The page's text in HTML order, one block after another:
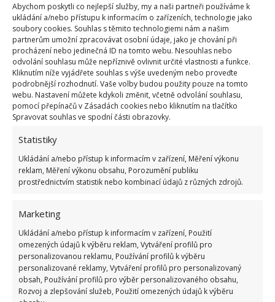
Abychom poskytli co nejlepší služby, my a naši partneři používáme k
ukládání a/nebo přístupu k informacím o zařízeních, technologie jako
soubory cookies. Souhlas s těmito technologiemi nám a našim
partnerům umožní zpracovávat osobní údaje, jako je chování při
procházení nebo jedinečná ID na tomto webu. Nesouhlas nebo
odvolání souhlasu může nepříznivě ovlivnit určité vlastnosti a funkce.
Kliknutím níže vyjádřete souhlas s výše uvedeným nebo proveďte
podrobnější rozhodnutí. Vaše volby budou použity pouze na tomto
webu. Nastavení můžete kdykoli změnit, včetně odvolání souhlasu,
pomocí přepínačů v Zásadách cookies nebo kliknutím na tlačítko
Spravovat souhlas ve spodní části obrazovky.
Statistiky
Ukládání a/nebo přístup k informacím v zařízení, Měření výkonu
reklam, Měření výkonu obsahu, Porozumění publiku
prostřednictvím statistik nebo kombinací údajů z různých zdrojů.
Marketing
Ukládání a/nebo přístup k informacím v zařízení, Použití
omezených údajů k výběru reklam, Vytváření profilů pro
personalizovanou reklamu, Používání profilů k výběru
personalizované reklamy, Vytváření profilů pro personalizovaný
obsah, Používání profilů pro výběr personalizovaného obsahu,
Rozvoj a zlepšování služeb, Použití omezených údajů k výběru
Fotografie: Pixabay
Hotové vejce odstraňte z pánve
Další častou chybou je ponechání připravených
míchaných vajec v pánvi na rozpáleném sporáku. I
další srážení vaječné hmoty
této chybě se vejce vysuší, a připravíte se tak o jejich
šťavnatou chuť. Abyste si na míchaných vejcích co
vyhnout.
Zdroj:Onet